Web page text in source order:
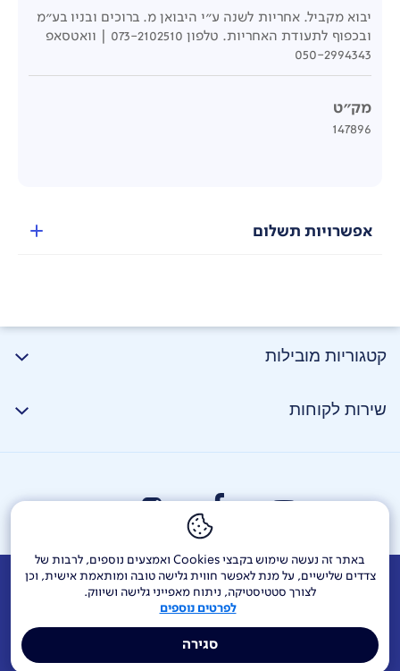
באתר זה נעשה שימוש בקבצי Cookies ואמצעים נוספים, לרבות של
צדדים שלישיים, על מנת לאפשר חווית גלישה טובה ומותאמת אישית, וכן
לצורך סטטיסטיקה, ניתוח מאפייני גלישה ושיווק.
לפרטים נוספים
סגירה
יבוא מקביל. אחריות לשנה ע"י היבואן מ. ברוכים ובניו בע"מ
ובכפוף לתעודת האחריות. טלפון 073-2102510 | וואטסאפ
050-2994343
מק"ט
147896
אפשרויות תשלום
קטגוריות מובילות
שירות לקוחות
אודות דרושים צור קשר Investor Relations
הודעות חברה
מוקדי שירות ופניות ציבור
144 בזק בינלאומי
אתר הרכש